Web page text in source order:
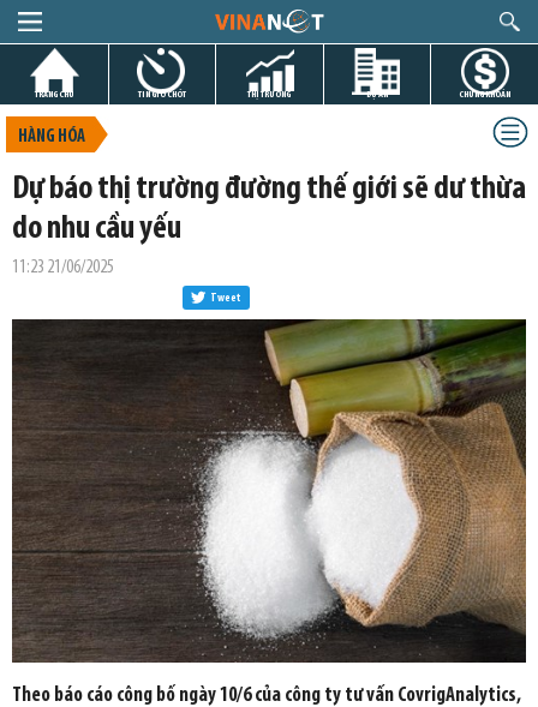
TRANG CHỦ TIN GIỜ CHÓT THỊ TRƯỜNG DỰ ÁN CHỨNG KHOÁN
HÀNG HÓA
Dự báo thị trường đường thế giới sẽ dư thừa
do nhu cầu yếu
11:23 21/06/2025
Tweet
Theo báo cáo công bố ngày 10/6 của công ty tư vấn CovrigAnalytics,